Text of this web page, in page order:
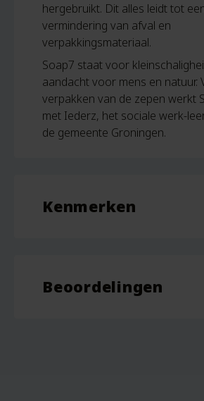
hergebruikt. Dit alles leidt tot
vermindering van afval en
verpakkingsmateriaal.
Soap7 staat voor
aandacht voor mens en natuur.
verpakken van de zepen werkt
met Iederz, het sociale werk-
de gemeente Groningen.
Kenmerken
Beoordelingen